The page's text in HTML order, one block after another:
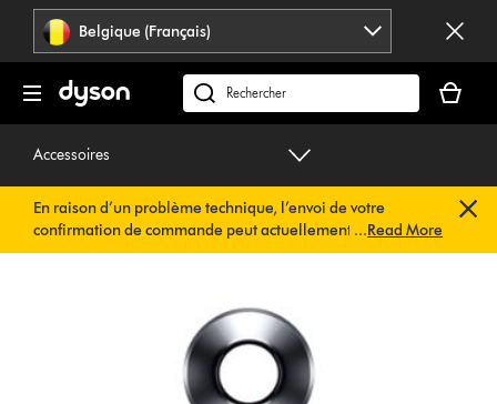
Sauter
pages
Belgique (Français)
Rechercher
des
panier
est
Accessoires
En raison d’un problème technique, l’envoi de votre
confirmation de commande peut actuellement être
retardé. Nous travaillons déjà à une solution rapide.Vous
...Read More